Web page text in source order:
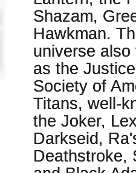
Shazam,
Hawkman.
universe
as the
Society of
Titans, well-
the Joker,
Darkseid,
Deathstroke,